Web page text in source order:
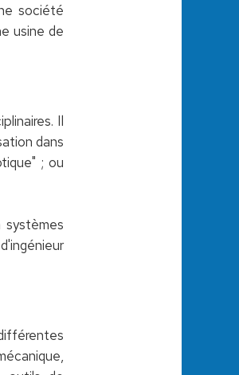
société
usine de
Il
dans
; ou
systèmes